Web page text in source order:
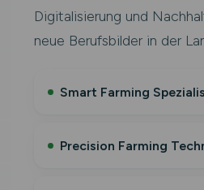
Digitalisierung und
neue Berufsbilder in der
Smart Farming
Precision Farming